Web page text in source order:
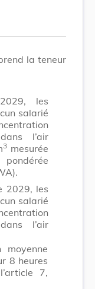
la teneur
les
salarié
l’air
3 mesurée
2029, les
salarié
l’air
moyenne
8 heures
7,